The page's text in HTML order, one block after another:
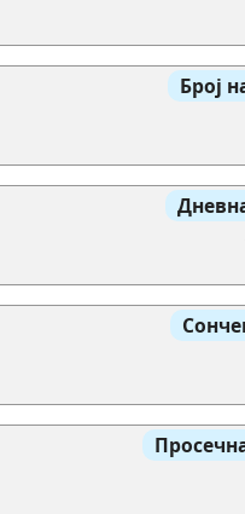
Број